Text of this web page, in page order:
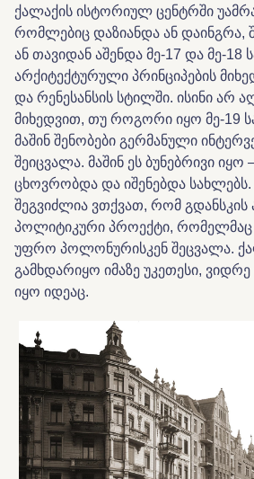
ქალაქის ისტორიულ ცენტრში
რომლებიც დაზიანდა ან დაინგრა,
ან თავიდან აშენდა მე-17 და მე-18
არქიტექტურული პრინციპების
და რენესანსის სტილში. ისინი არ
მიხედვით, თუ როგორი იყო მე-19
მაშინ შენობები გერმანული
შეიცვალა. მაშინ ეს ბუნებრივი
ცხოვრობდა და იშენებდა
შეგვიძლია ვთქვათ, რომ გდანსკის
პოლიტიკური პროექტი, რომელმაც
უფრო პოლონურისკენ შეცვალა.
გამხდარიყო იმაზე უკეთესი,
იყო იდეაც.